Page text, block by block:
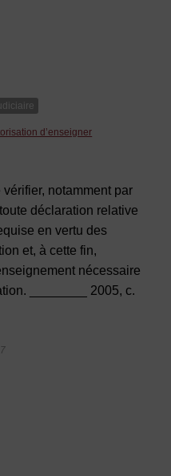
d’enseigner
notamment par
déclaration relative
en vertu des
et, à cette fin,
nécessaire
________ 2005, c.